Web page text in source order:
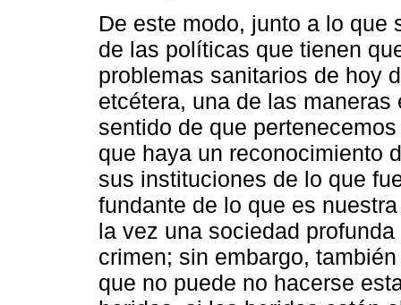
De este modo, junto a lo que
de las políticas que tienen
problemas sanitarios de hoy
etcétera, una de las
sentido de que
que haya un reconocimiento
sus instituciones de lo que
fundante de lo que es
la vez una sociedad
crimen; sin embargo,
que no puede no hacerse